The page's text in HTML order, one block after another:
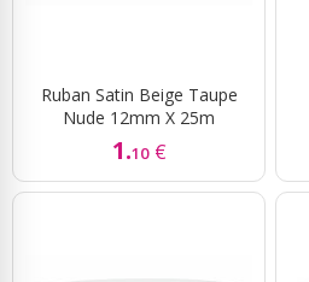
Ruban Satin Beige Taupe
Nude 12mm X 25m
1.10 €